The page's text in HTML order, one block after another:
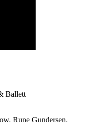
Ballett
Rune Gundersen,